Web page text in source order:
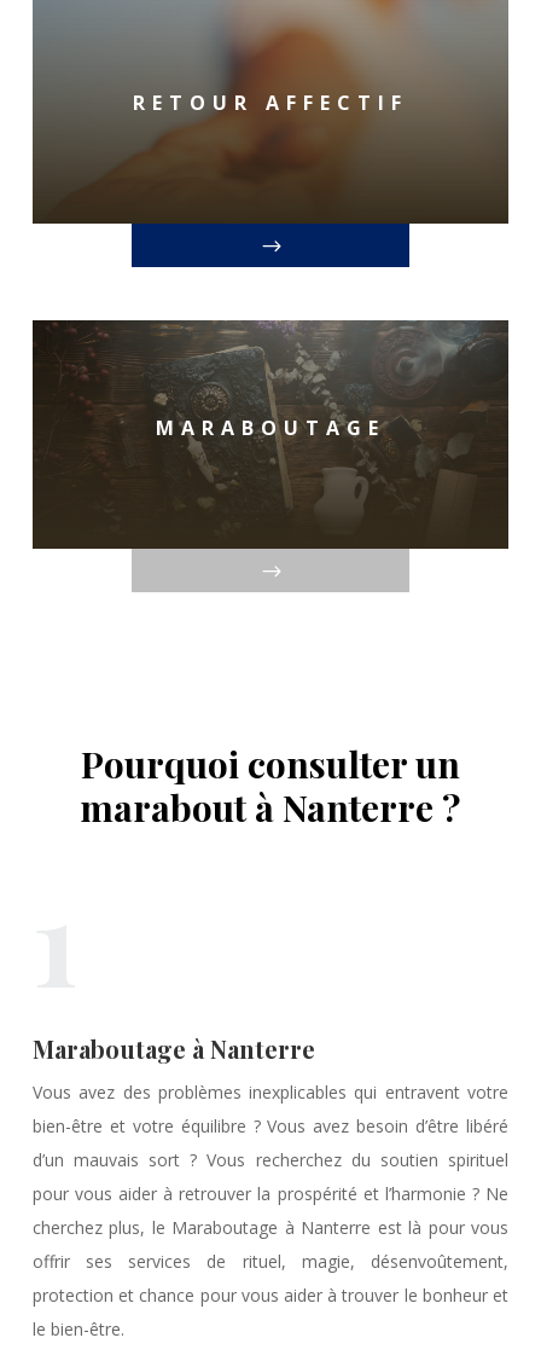
RETOUR AFFECTIF
MARABOUTAGE
Pourquoi consulter un
marabout à Nanterre ?
Maraboutage à Nanterre
Vous avez des problèmes inexplicables qui entravent votre
bien-être et votre équilibre ? Vous avez besoin d’être libéré
d’un mauvais sort ? Vous recherchez du soutien spirituel
pour vous aider à retrouver la prospérité et l’harmonie ? Ne
cherchez plus, le Maraboutage à Nanterre est là pour vous
offrir ses services de rituel, magie, désenvoûtement,
protection et chance pour vous aider à trouver le bonheur et
le bien-être.